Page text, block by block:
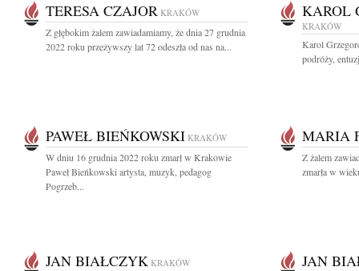
TERESA CZAJOR KRAKÓW
Z głębokim żalem zawiadamiamy, że dnia 27 grudnia
2022 roku przeżywszy lat 72 odeszła od nas na...
KAROL
KRAKÓW
Karol
podróży,
PAWEŁ BIEŃKOWSKI KRAKÓW
W dniu 16 grudnia 2022 roku zmarł w Krakowie
Paweł Bieńkowski artysta, muzyk, pedagog
Pogrzeb...
MARIA
Z żalem
zmarła w
JAN BIAŁCZYK KRAKÓW JAN